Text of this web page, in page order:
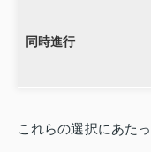
同時進行
これらの選択にあた